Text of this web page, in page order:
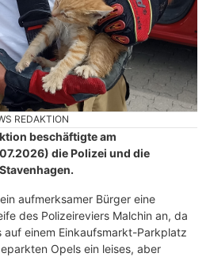
REDAKTION
beschäftigte am
die Polizei und die
aufmerksamer Bürger eine
des Polizeireviers Malchin an, da
auf einem Einkaufsmarkt-Parkplatz
Opels ein leises, aber